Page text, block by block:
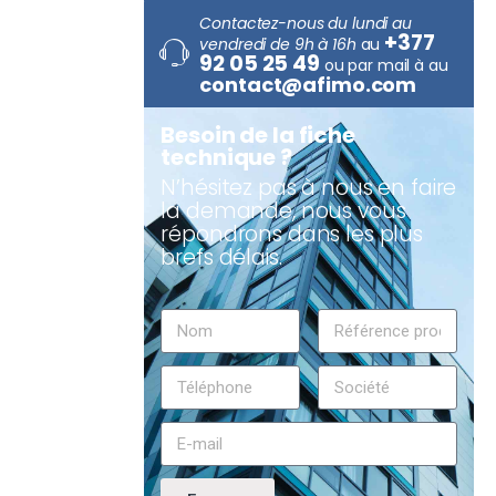
Contactez-nous du lundi au
vendredi de 9h à 16h au +377
92 05 25 49 ou par mail à au
contact@afimo.com
Besoin de la fiche
technique ?
N’hésitez pas à nous en faire
la demande, nous vous
répondrons dans les plus
brefs délais.